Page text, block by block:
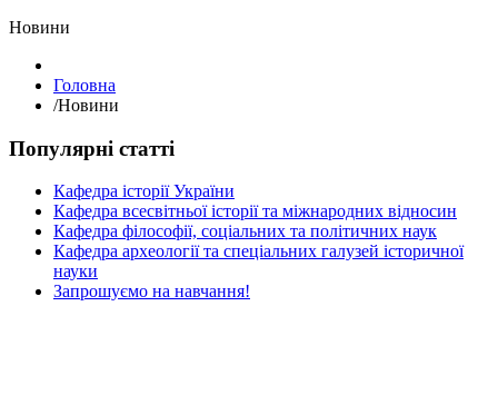
Hовини
Головна
/Hовини
Популярні статті
Кафедра історії України
Кафедра всесвітньої історії та міжнародних відносин
Кафедра філософії, соціальних та політичних наук
Кафедра археології та спеціальних галузей історичної
науки
Запрошуємо на навчання!